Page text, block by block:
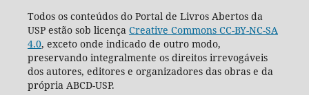
Todos os conteúdos do Portal de Livros Abertos da
USP estão sob licença Creative Commons CC-BY-NC-SA
4.0, exceto onde indicado de outro modo,
preservando integralmente os direitos irrevogáveis
dos autores, editores e organizadores das obras e da
própria ABCD-USP.